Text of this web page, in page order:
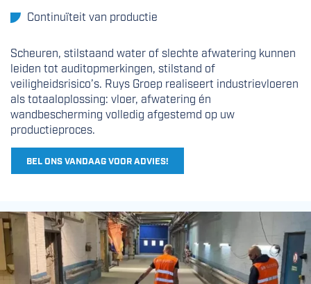
Continuïteit van productie
Scheuren, stilstaand water of slechte afwatering kunnen
leiden tot auditopmerkingen, stilstand of
veiligheidsrisico’s. Ruys Groep realiseert industrievloeren
als totaaloplossing: vloer, afwatering én
wandbescherming volledig afgestemd op uw
productieproces.
BEL ONS VANDAAG VOOR ADVIES!